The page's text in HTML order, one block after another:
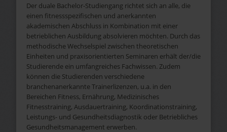
Der duale Bachelor-Studiengang richtet sich an alle, die
einen fitnessspezifischen und anerkannten
akademischen Abschluss in Kombination mit einer
betrieblichen Ausbildung absolvieren möchten. Durch das
methodische Wechselspiel zwischen theoretischen
Einheiten und praxisorientierten Seminaren erhält der/die
Studierende ein umfangreiches Fachwissen. Zudem
können die Studierenden verschiedene
branchenanerkannte Trainerlizenzen, u.a. in den
Bereichen Fitness, Ernährung, Medizinisches
Fitnesstraining, Ausdauertraining, Koordinationstraining,
Leistungs- und Gesundheitsdiagnostik oder Betriebliches
Gesundheitsmanagement erwerben.